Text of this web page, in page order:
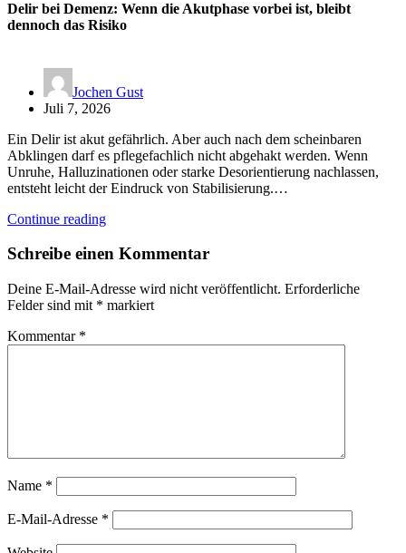
Delir bei Demenz: Wenn die Akutphase vorbei ist, bleibt
dennoch das Risiko
Jochen Gust
Juli 7, 2026
Ein Delir ist akut gefährlich. Aber auch nach dem scheinbaren
Abklingen darf es pflegefachlich nicht abgehakt werden. Wenn
Unruhe, Halluzinationen oder starke Desorientierung nachlassen,
entsteht leicht der Eindruck von Stabilisierung.…
Continue reading
Schreibe einen Kommentar
Deine E-Mail-Adresse wird nicht veröffentlicht. Erforderliche
Felder sind mit * markiert
Kommentar *
Name *
E-Mail-Adresse *